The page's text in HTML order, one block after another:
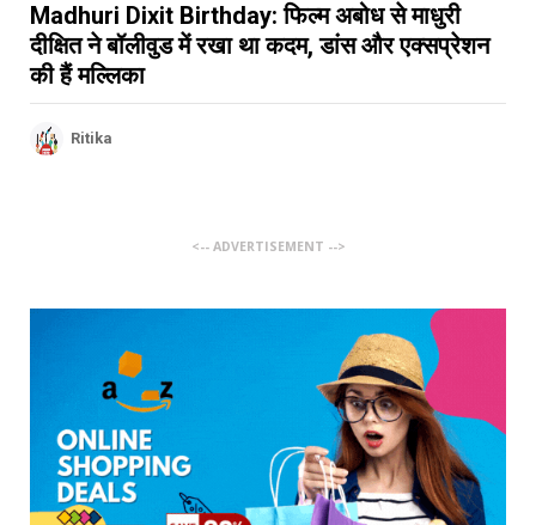
Madhuri Dixit Birthday: फिल्म अबोध से माधुरी
दीक्षित ने बॉलीवुड में रखा था कदम, डांस और एक्सप्रेशन
की हैं मल्लिका
Ritika
<-- ADVERTISEMENT -->